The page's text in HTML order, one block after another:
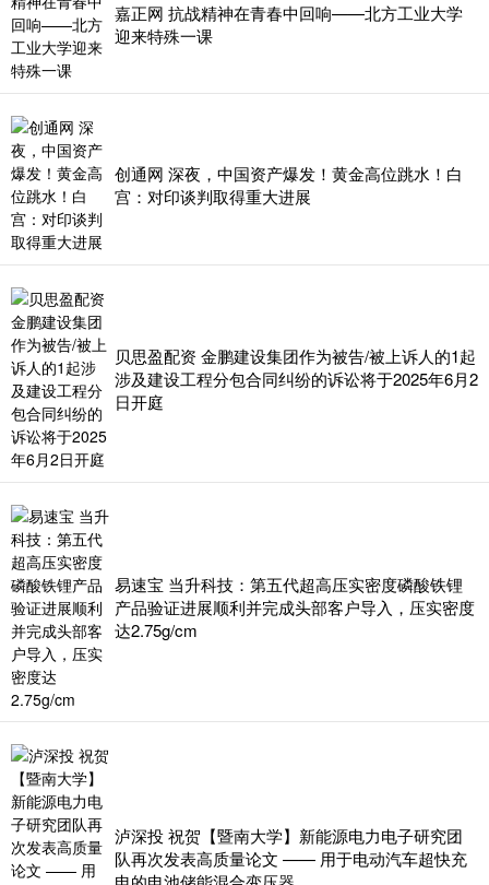
嘉正网 抗战精神在青春中回响——北方工业大学
迎来特殊一课
创通网 深夜，中国资产爆发！黄金高位跳水！白
宫：对印谈判取得重大进展
贝思盈配资 金鹏建设集团作为被告/被上诉人的1起
涉及建设工程分包合同纠纷的诉讼将于2025年6月2
日开庭
易速宝 当升科技：第五代超高压实密度磷酸铁锂
产品验证进展顺利并完成头部客户导入，压实密度
达2.75g/cm
泸深投 祝贺【暨南大学】新能源电力电子研究团
队再次发表高质量论文 —— 用于电动汽车超快充